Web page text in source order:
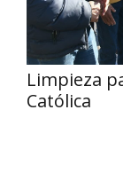
Limpieza
Católica